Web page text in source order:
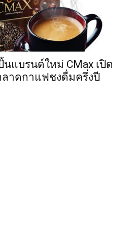
นแบรนด์ใหม่ CMax เปิด
ลาดกาแฟชงดื่มครึ่งปี